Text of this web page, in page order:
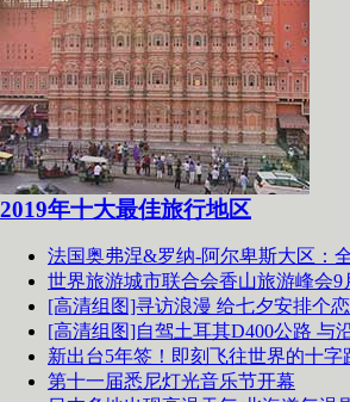
2019年十大最佳旅行地区
法国奥弗涅&罗纳-阿尔卑斯大区：
世界旅游城市联合会香山旅游峰会9
[高清组图]寻访浪漫 给七夕安排个
[高清组图]自驾土耳其D400公路 与
新出台5年签！即刻飞往世界的十字
第十一届悉尼灯光音乐节开幕